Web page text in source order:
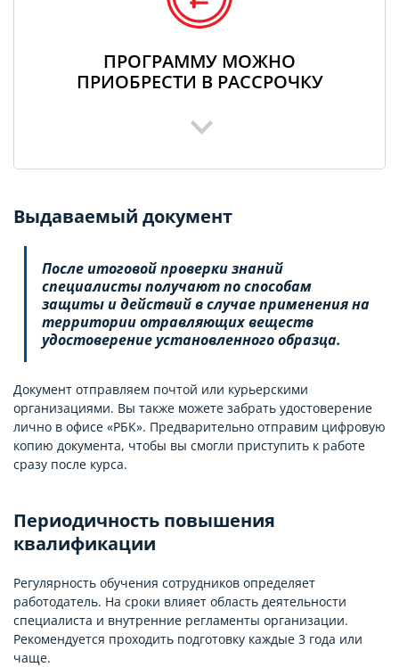
ПРОГРАММУ МОЖНО
ПРИОБРЕСТИ В РАССРОЧКУ
Выдаваемый документ
После итоговой проверки знаний
специалисты получают по способам
защиты и действий в случае применения на
территории отравляющих веществ
удостоверение установленного образца.
Документ отправляем почтой или курьерскими
организациями. Вы также можете забрать удостоверение
лично в офисе «РБК». Предварительно отправим цифровую
копию документа, чтобы вы смогли приступить к работе
сразу после курса.
Периодичность повышения
квалификации
Регулярность обучения сотрудников определяет
работодатель. На сроки влияет область деятельности
специалиста и внутренние регламенты организации.
Рекомендуется проходить подготовку каждые 3 года или
чаще.